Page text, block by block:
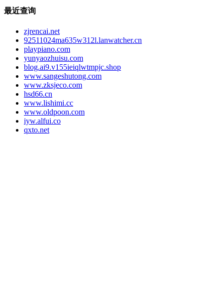
最近查询
zjrencai.net
92511024ma635w312l.lanwatcher.cn
playpiano.com
yunyaozhuisu.com
blog.ai9.v155ieiqlwtmpjc.shop
www.sangeshutong.com
www.zksjeco.com
hsd66.cn
www.lishimi.cc
www.oldpoon.com
iyw.alfui.co
qxto.net